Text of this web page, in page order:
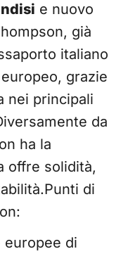
e nuovo
già
italiano
grazie
nei principali
da
ha la
offre solidità,
di
europee di